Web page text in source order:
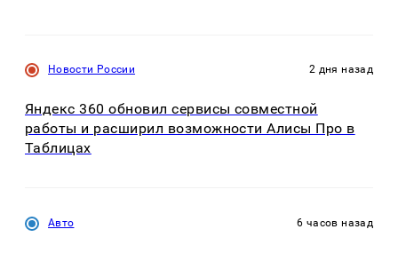
Новости России 2 дня назад
Яндекс 360 обновил сервисы совместной
работы и расширил возможности Алисы Про в
Таблицах
Авто 6 часов назад